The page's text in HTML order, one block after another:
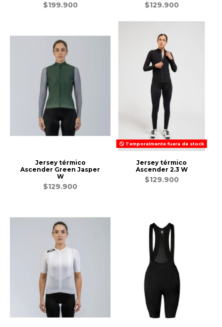
$199.900 $129.900
Jersey térmico
Ascender Green Jasper
W
$129.900
Temporalmente fuera de stock
Jersey térmico
Ascender 2.3 W
$129.900